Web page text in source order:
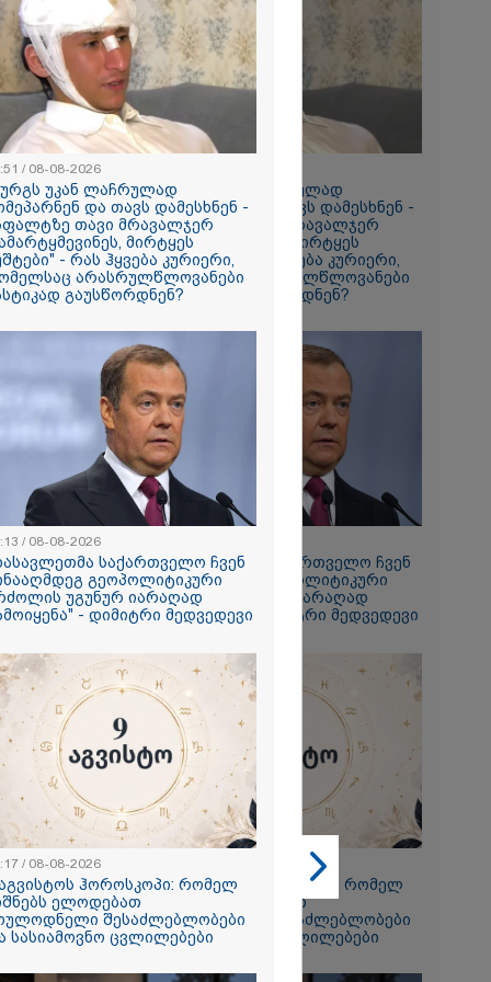
1419.50
- 57
სანაპიროზე
საფრენი
ღამეს თამარ
ძმა
მე ვერ
"სპამებში"
მისწერა
ბიძამ ეკა
გიგა
დედა
"ზურგს უკან ლაჩრულად
მომეპარნენ და თავს დამესხნენ -
ასფალტზე თავი მრავალჯერ
დამარტყმევინეს, მირტყეს
მუშტები" - რას ჰყვება კურიერი,
რომელსაც არასრულწლოვანები
სასტიკად გაუსწორდნენ?
"დასავლეთმა საქართველო ჩვენ
წინააღმდეგ გეოპოლიტიკური
ბრძოლის უგუნურ იარაღად
გამოიყენა" - დიმიტრი მედვედევი
9 აგვისტოს ჰოროსკოპი: რომელ
ნიშნებს ელოდებათ
მოულოდნელი შესაძლებლობები
და სასიამოვნო ცვლილებები
/ 08-08-2026
უკან ლაჩრულად
და თავს დამესხნენ -
თავი მრავალჯერ
მირტყეს
- რას ჰყვება კურიერი,
არასრულწლოვანები
გაუსწორდნენ?
/ 08-08-2026
საქართველო ჩვენ
გეოპოლიტიკური
უგუნურ იარაღად
- დიმიტრი მედვედევი
/ 08-08-2026
ჰოროსკოპი: რომელ
ელოდებათ
შესაძლებლობები
სასიამოვნო ცვლილებები